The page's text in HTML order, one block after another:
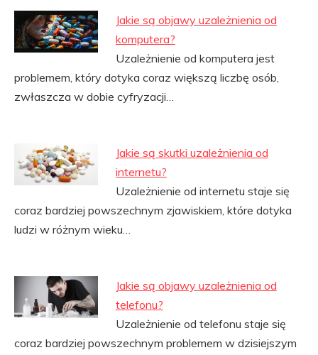
Jakie są objawy uzależnienia od
komputera?
Uzależnienie od komputera jest
problemem, który dotyka coraz większą liczbę osób,
zwłaszcza w dobie cyfryzacji…
Jakie są skutki uzależnienia od
internetu?
Uzależnienie od internetu staje się
coraz bardziej powszechnym zjawiskiem, które dotyka
ludzi w różnym wieku…
Jakie są objawy uzależnienia od
telefonu?
Uzależnienie od telefonu staje się
coraz bardziej powszechnym problemem w dzisiejszym